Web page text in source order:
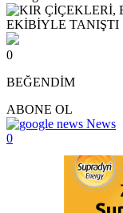
0
BEĞENDİM
ABONE OL
News
0